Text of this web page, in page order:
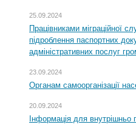
25.09.2024
Працівниками міграційної
підроблення паспортних
адміністративних послуг
23.09.2024
Органам самоорганізації
20.09.2024
Інформація для внутрішньо